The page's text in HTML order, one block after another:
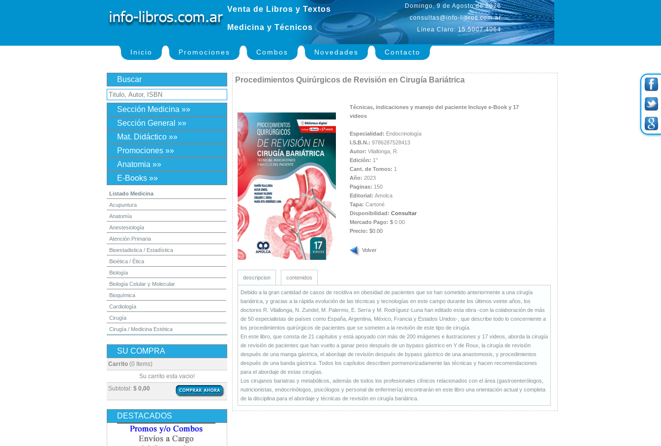
Venta de Libros y Textos
Medicina y Técnicos
Domingo, 9 de Agosto de 2026
consultas@info-libros.com.ar
Línea Claro: 15.5007.4064
Inicio Promociones Combos Novedades Contacto
Buscar
Sección Medicina »»
Sección General »»
Mat. Didáctico »»
Promociones »»
Anatomia »»
E-Books »»
Listado Medicina
Acupuntura
Anatomía
Anestesiología
Atención Primaria
Bioestadistica / Estadística
Bioética / Ética
Biología
Biología Celular y Molecular
Bioquímica
Cardiología
Cirugía
Cirugía / Medicina Estética
Dermatología
Diagnóstico por Imagen / Radiología
Embriología
Enfermería
Epidemiología
Farmacia / Farmacología
Fisiatría / Kinesiología
SU COMPRA
Carrito (0 Items)
Subtotal: $ 0,00
Su carrito esta vacio!
DESTACADOS
Procedimientos Quirúrgicos de Revisión en Cirugía Bariátrica
Técnicas, indicaciones y manejo del paciente Incluye e-Book y 17
videos
Especialidad: Endocrinología
I.S.B.N.: 9786287528413
Autor: Vilallonga, R.
Edición: 1°
Cant. de Tomos: 1
Año: 2023
Paginas: 150
Editorial: Amolca
Tapa: Cartoné
Disponibilidad: Consultar
Mercado Pago: $ 0.00
Precio: $0.00
Volver
descripcion contenidos
Debido a la gran cantidad de casos de recidiva en obesidad de pacientes que se han sometido anteriormente a una cirugía
bariátrica, y gracias a la rápida evolución de las técnicas y tecnologías en este campo durante los últimos veinte años, los
doctores R. Vilallonga, N. Zundel, M. Palermo, E. Serra y M. Rodríguez-Luna han editado esta obra -con la colaboración de más
de 50 especialistas de países como España, Argentina, México, Francia y Estados Unidos-, que describe todo lo concerniente a
los procedimientos quirúrgicos de pacientes que se someten a la revisión de este tipo de cirugía.
En este libro, que consta de 21 capítulos y está apoyado con más de 200 imágenes e ilustraciones y 17 videos, aborda la cirugía
de revisión de pacientes que han vuelto a ganar peso después de un bypass gástrico en Y de Roux, la cirugía de revisión
después de una manga gástrica, el abordaje de revisión después de bypass gástrico de una anastomosis, y procedimientos
después de una banda gástrica. Todos los capítulos describen pormenorizadamente las técnicas y hacen recomendaciones
para el abordaje de estas cirugías.
Los cirujanos bariatras y metabólicos, además de todos los profesionales clínicos relacionados con el área (gastroenterólogos,
nutricionistas, endocrinólogos, psicólogos y personal de enfermería) encontrarán en este libro una orientación actual y completa
de la disciplina para el abordaje y técnicas de revisión en cirugía bariátrica.